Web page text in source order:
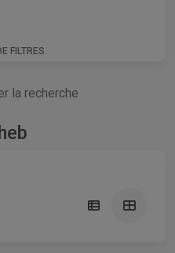
FILTRES
la recherche